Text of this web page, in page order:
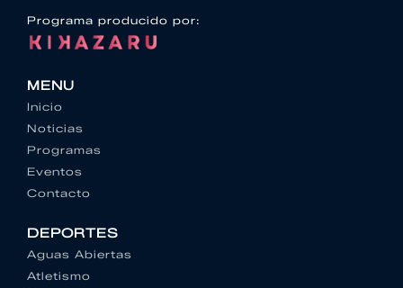
Programa producido por:
MENU
Inicio
Noticias
Programas
Eventos
Contacto
DEPORTES
Aguas Abiertas
Atletismo